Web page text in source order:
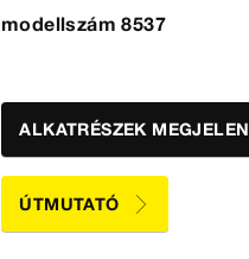
modellszám 8537
ALKATRÉSZEK
ÚTMUTATÓ